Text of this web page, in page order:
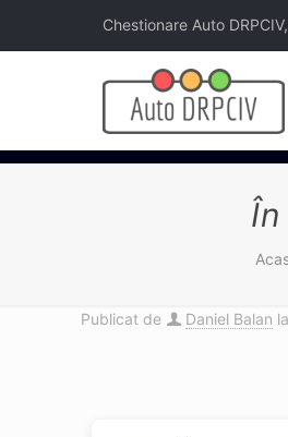
Chestionare Auto
Publicat de Daniel Balan la